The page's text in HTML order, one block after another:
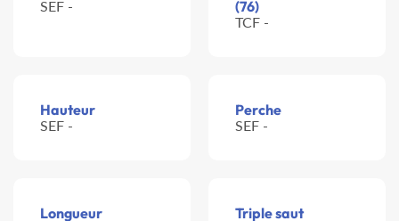
SEF -
(76)
TCF -
Hauteur
SEF -
Perche
SEF -
Longueur Triple saut